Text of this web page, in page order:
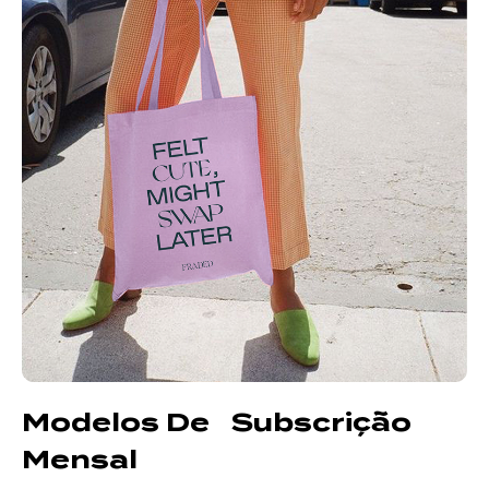
Modelos De Subscrição
Mensal